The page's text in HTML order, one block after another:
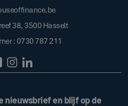
38, 3500 Hasselt
: 0730 787 211
nieuwsbrief en blijf op de